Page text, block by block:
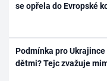
se opřela do Evropské
Podmínka pro
dětmi? Tejc zvažuje